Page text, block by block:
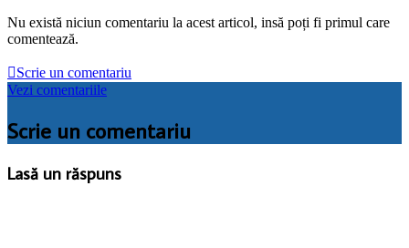
Nu există niciun comentariu la acest articol, insă poți fi primul care
comentează.
Scrie un comentariu
Vezi comentariile
Scrie un comentariu
Lasă un răspuns